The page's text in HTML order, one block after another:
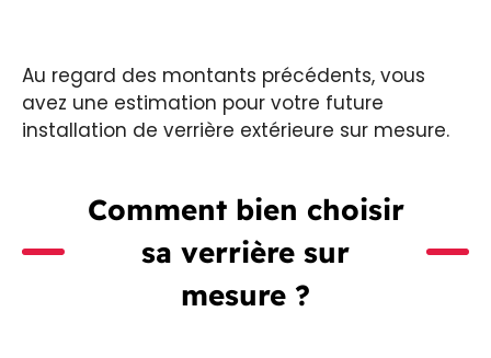
Au regard des montants précédents, vous
avez une estimation pour votre future
installation de verrière extérieure sur mesure.
Comment bien choisir
sa verrière sur
mesure ?